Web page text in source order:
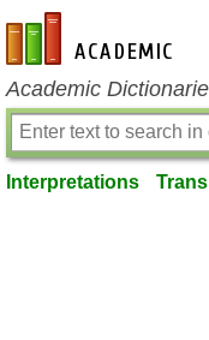
en-academic.com
Academic
Interpretations